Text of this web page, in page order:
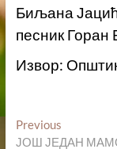
Биљана
песник Горан
Извор:
Кретање
PreviousPrevious
post:
ЈОШ ЈЕДАН